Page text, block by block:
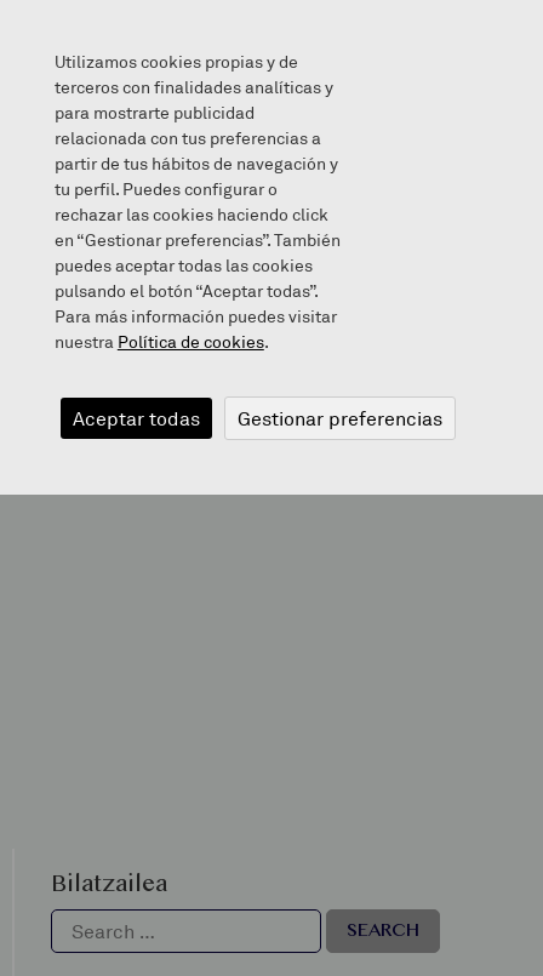
ZAINTZA 7
2020/06/08
ZAINTZA 7
Bilatzailea
Utilizamos cookies propias y de
terceros con finalidades analíticas y
para mostrarte publicidad
relacionada con tus preferencias a
partir de tus hábitos de navegación y
tu perfil. Puedes configurar o
rechazar las cookies haciendo click
en “Gestionar preferencias”. También
puedes aceptar todas las cookies
pulsando el botón “Aceptar todas”.
Para más información puedes visitar
nuestra Política de cookies.
Aceptar todas Gestionar preferencias